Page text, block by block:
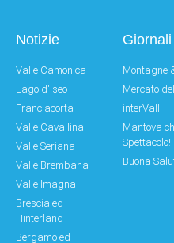
Notizie
Valle Camonica
Lago d'Iseo
Franciacorta
Valle Cavallina
Valle Seriana
Valle Brembana
Valle Imagna
Brescia ed
Hinterland
Bergamo ed
Giornali
Montagne
Mercato
interValli
Mantova
Spettacolo!
Buona